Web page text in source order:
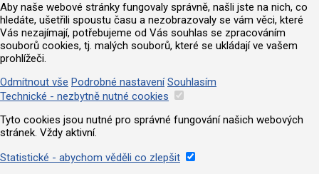
Aby naše webové stránky fungovaly správně, našli jste na nich, co
hledáte, ušetřili spoustu času a nezobrazovaly se vám věci, které
Vás nezajímají, potřebujeme od Vás souhlas se zpracováním
souborů cookies, tj. malých souborů, které se ukládají ve vašem
prohlížeči.
Odmítnout vše Podrobné nastavení Souhlasím
Technické - nezbytně nutné cookies
Tyto cookies jsou nutné pro správné fungování našich webových
stránek. Vždy aktivní.
Statistické - abychom věděli co zlepšit